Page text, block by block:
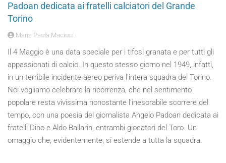
Padoan dedicata ai fratelli calciatori del Grande
Torino
Maria Paola Macioci
Il 4 Maggio è una data speciale per i tifosi granata e per tutti gli
appassionati di calcio. In questo stesso giorno nel 1949, infatti,
in un terribile incidente aereo periva l’intera squadra del Torino.
Noi vogliamo celebrare la ricorrenza, che nel sentimento
popolare resta vivissima nonostante l’inesorabile scorrere del
tempo, con una poesia del giornalista Angelo Padoan dedicata ai
fratelli Dino e Aldo Ballarin, entrambi giocatori del Toro. Un
omaggio che, evidentemente, si estende a tutta la squadra.